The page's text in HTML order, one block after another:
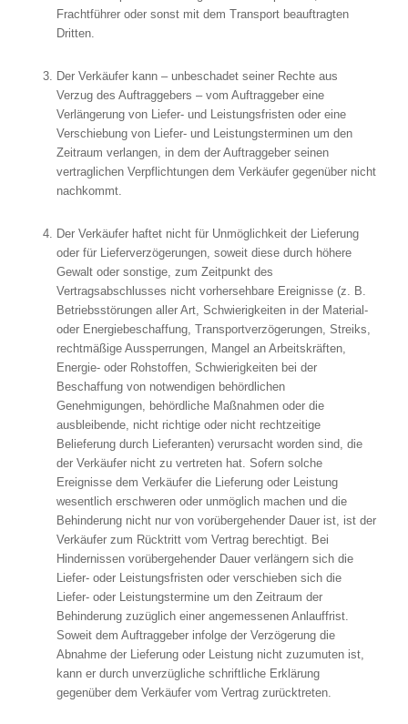
Frachtführer oder sonst mit dem Transport beauftragten
Dritten.
Der Verkäufer kann – unbeschadet seiner Rechte aus
Verzug des Auftraggebers – vom Auftraggeber eine
Verlängerung von Liefer- und Leistungsfristen oder eine
Verschiebung von Liefer- und Leistungsterminen um den
Zeitraum verlangen, in dem der Auftraggeber seinen
vertraglichen Verpflichtungen dem Verkäufer gegenüber nicht
nachkommt.
Der Verkäufer haftet nicht für Unmöglichkeit der Lieferung
oder für Lieferverzögerungen, soweit diese durch höhere
Gewalt oder sonstige, zum Zeitpunkt des
Vertragsabschlusses nicht vorhersehbare Ereignisse (z. B.
Betriebsstörungen aller Art, Schwierigkeiten in der Material-
oder Energiebeschaffung, Transportverzögerungen, Streiks,
rechtmäßige Aussperrungen, Mangel an Arbeitskräften,
Energie- oder Rohstoffen, Schwierigkeiten bei der
Beschaffung von notwendigen behördlichen
Genehmigungen, behördliche Maßnahmen oder die
ausbleibende, nicht richtige oder nicht rechtzeitige
Belieferung durch Lieferanten) verursacht worden sind, die
der Verkäufer nicht zu vertreten hat. Sofern solche
Ereignisse dem Verkäufer die Lieferung oder Leistung
wesentlich erschweren oder unmöglich machen und die
Behinderung nicht nur von vorübergehender Dauer ist, ist der
Verkäufer zum Rücktritt vom Vertrag berechtigt. Bei
Hindernissen vorübergehender Dauer verlängern sich die
Liefer- oder Leistungsfristen oder verschieben sich die
Liefer- oder Leistungstermine um den Zeitraum der
Behinderung zuzüglich einer angemessenen Anlauffrist.
Soweit dem Auftraggeber infolge der Verzögerung die
Abnahme der Lieferung oder Leistung nicht zuzumuten ist,
kann er durch unverzügliche schriftliche Erklärung
gegenüber dem Verkäufer vom Vertrag zurücktreten.